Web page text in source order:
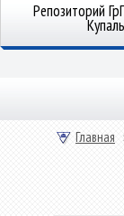
Репозиторий
Главная